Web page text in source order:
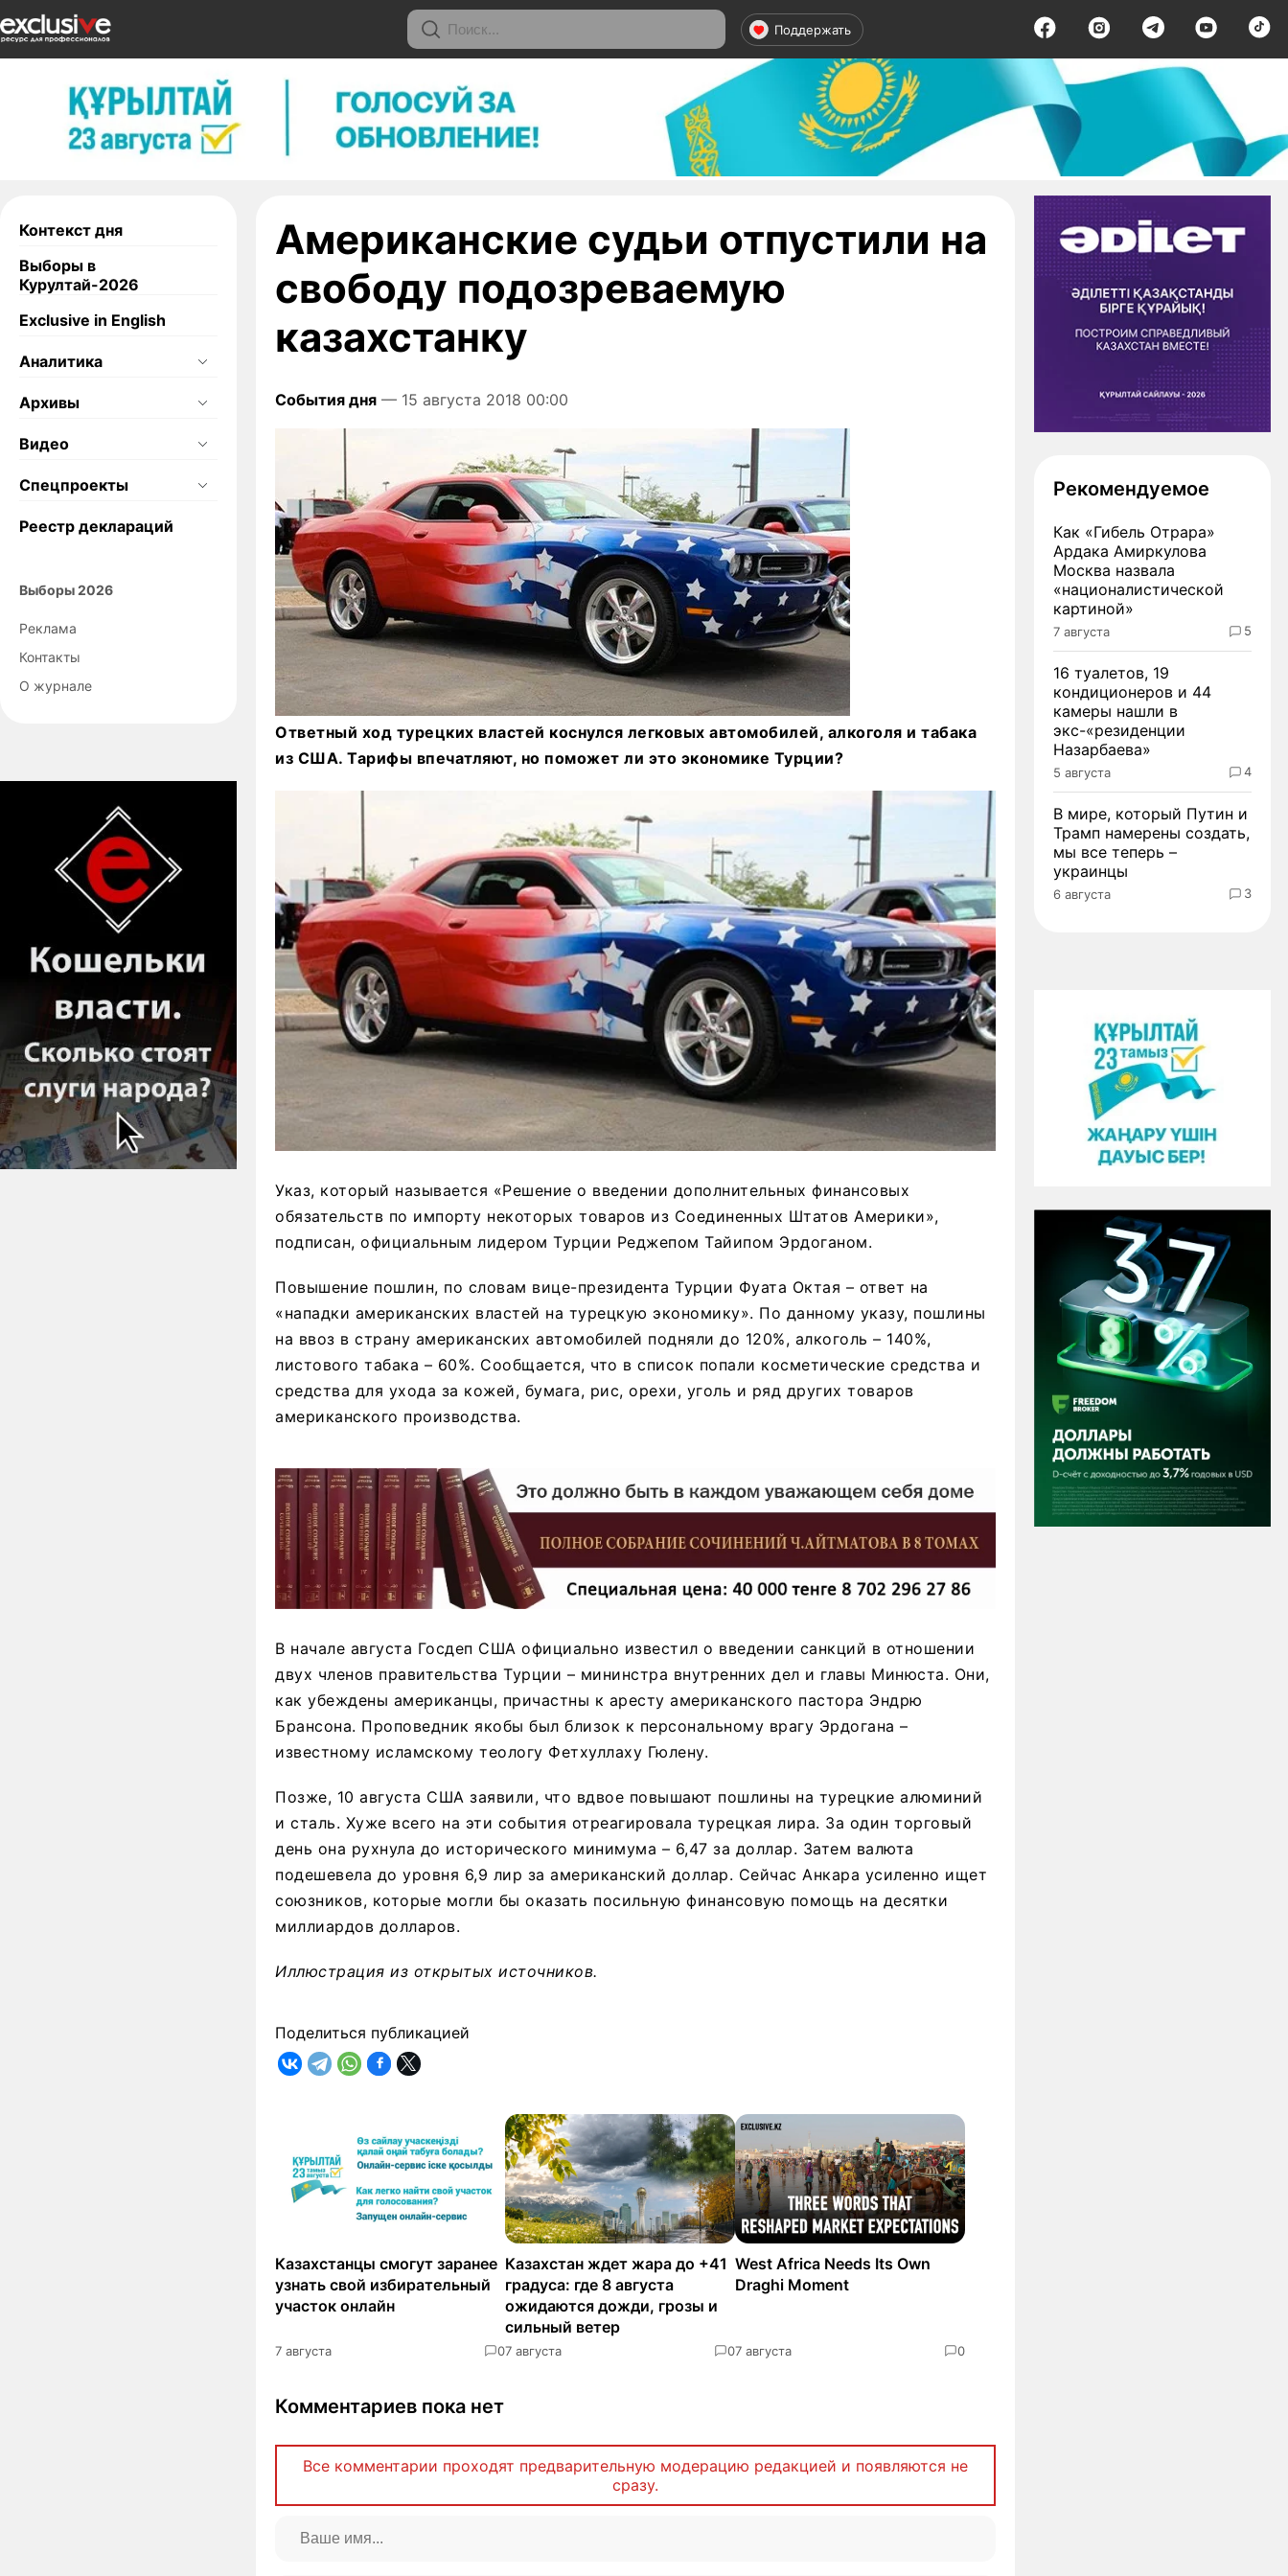
Поддержать
Контекст дня
Выборы в
Курултай-2026
Exclusive in English
Аналитика
Архивы
Видео
Спецпроекты
Реестр деклараций
Выборы 2026
Реклама
Контакты
О журнале
Американские судьи отпустили на
свободу подозреваемую
казахстанку
События дня — 15 августа 2018 00:00
Ответный ход турецких властей коснулся легковых автомобилей, алкоголя и табака
из США. Тарифы впечатляют, но поможет ли это экономике Турции?
Указ, который называется «Решение о введении дополнительных финансовых
обязательств по импорту некоторых товаров из Соединенных Штатов Америки»,
подписан, официальным лидером Турции Реджепом Тайипом Эрдоганом.
Повышение пошлин, по словам вице-президента Турции Фуата Октая – ответ на
«нападки американских властей на турецкую экономику». По данному указу, пошлины
на ввоз в страну американских автомобилей подняли до 120%, алкоголь – 140%,
листового табака – 60%. Сообщается, что в список попали косметические средства и
средства для ухода за кожей, бумага, рис, орехи, уголь и ряд других товаров
американского производства.
В начале августа Госдеп США официально известил о введении санкций в отношении
двух членов правительства Турции – мининстра внутренних дел и главы Минюста. Они,
как убеждены американцы, причастны к аресту американского пастора Эндрю
Брансона. Проповедник якобы был близок к персональному врагу Эрдогана –
известному исламскому теологу Фетхуллаху Гюлену.
Позже, 10 августа США заявили, что вдвое повышают пошлины на турецкие алюминий
и сталь. Хуже всего на эти события отреагировала турецкая лира. За один торговый
день она рухнула до исторического минимума – 6,47 за доллар. Затем валюта
подешевела до уровня 6,9 лир за американский доллар. Сейчас Анкара усиленно ищет
союзников, которые могли бы оказать посильную финансовую помощь на десятки
миллиардов долларов.
Иллюстрация из открытых источников.
Поделиться публикацией
Казахстанцы смогут заранее
узнать свой избирательный
участок онлайн
7 августа 0
Казахстан ждет жара до +41
градуса: где 8 августа
ожидаются дожди, грозы и
сильный ветер
7 августа 0
West Africa Needs Its Own
Draghi Moment
7 августа 0
Комментариев пока нет
Все комментарии проходят предварительную модерацию редакцией и появляются не
сразу.
Рекомендуемое
Как «Гибель Отрара»
Ардака Амиркулова
Москва назвала
«националистической
картиной»
7 августа 5
16 туалетов, 19
кондиционеров и 44
камеры нашли в
экс-«резиденции
Назарбаева»
5 августа 4
В мире, который Путин и
Трамп намерены создать,
мы все теперь –
украинцы
6 августа 3